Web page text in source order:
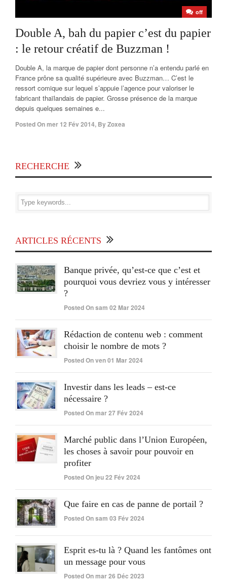
off
Double A, bah du papier c’est du papier
: le retour créatif de Buzzman !
Double A, la marque de papier dont personne n’a entendu parlé en
France prône sa qualité supérieure avec Buzzman… C’est le
ressort comique sur lequel s’appuie l’agence pour valoriser le
fabricant thaïlandais de papier. Grosse présence de la marque
depuis quelques semaines e...
Posted Onmer 12 Fév 2014, ByZoxea
RECHERCHE
ARTICLES RÉCENTS
Banque privée, qu’est-ce que c’est et
pourquoi vous devriez vous y intéresser
?
Posted On sam 02 Mar 2024
Rédaction de contenu web : comment
choisir le nombre de mots ?
Posted On ven 01 Mar 2024
Investir dans les leads – est-ce
nécessaire ?
Posted On mar 27 Fév 2024
Marché public dans l’Union Européen,
les choses à savoir pour pouvoir en
profiter
Posted On jeu 22 Fév 2024
Que faire en cas de panne de portail ?
Posted On sam 03 Fév 2024
Esprit es-tu là ? Quand les fantômes ont
un message pour vous
Posted On mar 26 Déc 2023